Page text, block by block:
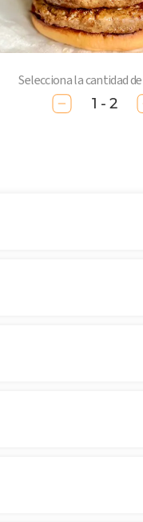
Selecciona la cantidad
1 - 2